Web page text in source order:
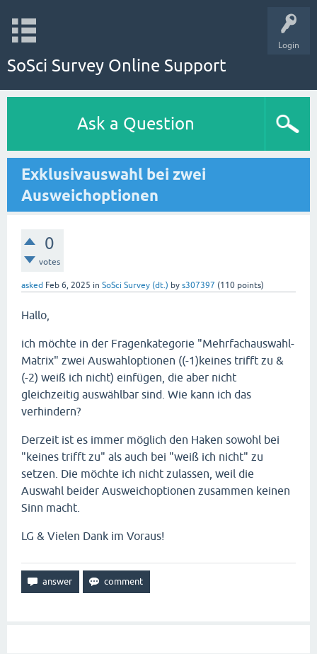
Login
SoSci Survey Online Support
Ask a Question
Exklusivauswahl bei zwei
Ausweichoptionen
0
votes
asked Feb 6, 2025 in SoSci Survey (dt.) by s307397 (110 points)
Hallo,
ich möchte in der Fragenkategorie "Mehrfachauswahl-
Matrix" zwei Auswahloptionen ((-1)keines trifft zu &
(-2) weiß ich nicht) einfügen, die aber nicht
gleichzeitig auswählbar sind. Wie kann ich das
verhindern?
Derzeit ist es immer möglich den Haken sowohl bei
"keines trifft zu" als auch bei "weiß ich nicht" zu
setzen. Die möchte ich nicht zulassen, weil die
Auswahl beider Ausweichoptionen zusammen keinen
Sinn macht.
LG & Vielen Dank im Voraus!